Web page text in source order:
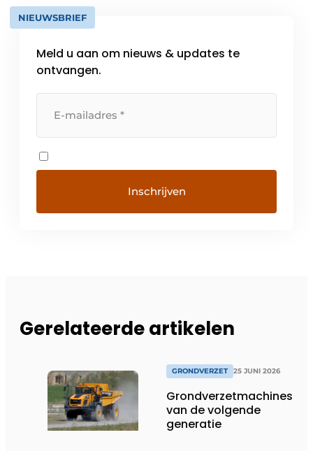
NIEUWSBRIEF
Meld u aan om nieuws & updates te
ontvangen.
Gerelateerde artikelen
GRONDVERZET 25 JUNI 2026
Grondverzetmachines
van de volgende
generatie